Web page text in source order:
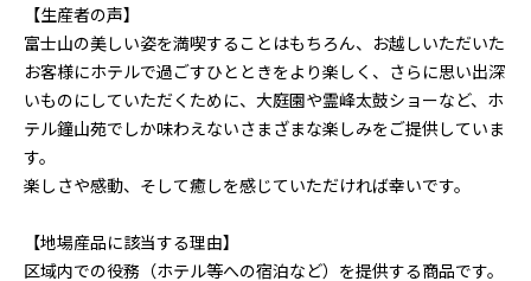
【生産者の声】
富士山の美しい姿を満喫することはもちろん、お越しいただいた
お客様にホテルで過ごすひとときをより楽しく、さらに思い出深
いものにしていただくために、大庭園や霊峰太鼓ショーなど、ホ
テル鐘山苑でしか味わえないさまざまな楽しみをご提供していま
す。
楽しさや感動、そして癒しを感じていただければ幸いです。
【地場産品に該当する理由】
区域内での役務（ホテル等への宿泊など）を提供する商品です。